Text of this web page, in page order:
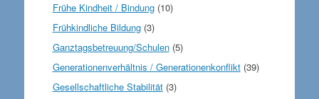
Frühe Kindheit / Bindung(10)
Frühkindliche Bildung(3)
Ganztagsbetreuung/Schulen(5)
Generationenverhältnis / Generationenkonflikt(39)
Gesellschaftliche Stabilität(3)